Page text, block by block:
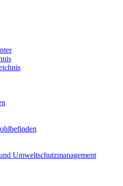
Umweltschutzmanagement